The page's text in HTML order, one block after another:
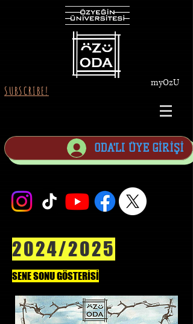
SUBSCRIBE!
myOzU
ODA'LI ÜYE GİRİŞİ
2024/2025
SENE SONU GÖSTERİSİ